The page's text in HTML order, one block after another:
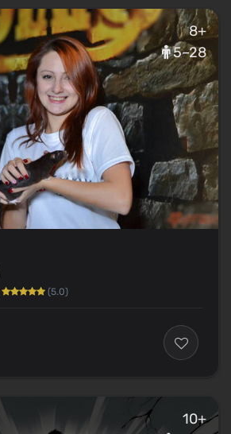
8+
5–28
(5.0)
10+